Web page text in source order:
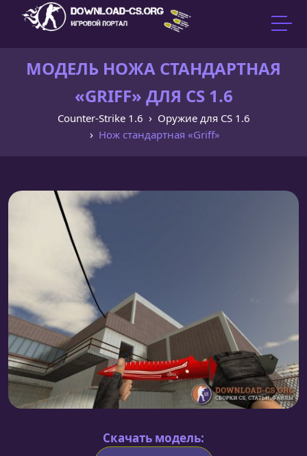
МОДЕЛЬ НОЖА CТАНДАРТНАЯ
«GRIFF» ДЛЯ CS 1.6
Counter-Strike 1.6
Оружие для CS 1.6
Нож cтандартная «Griff»
Скачать модель: